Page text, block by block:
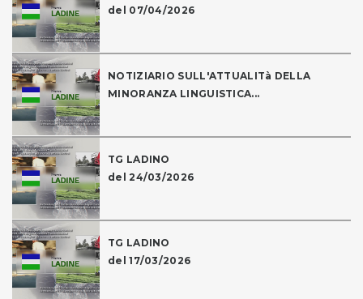
del 07/04/2026
NOTIZIARIO SULL'ATTUALITà DELLA
MINORANZA LINGUISTICA...
TG LADINO
del 24/03/2026
TG LADINO
del 17/03/2026